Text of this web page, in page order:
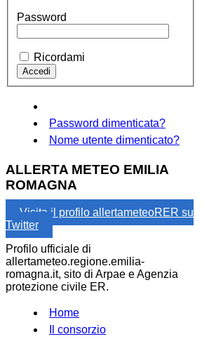
Password
Ricordami
Password dimenticata?
Nome utente dimenticato?
ALLERTA METEO EMILIA
ROMAGNA
Visita il profilo allertameteoRER su
Twitter
Profilo ufficiale di
allertameteo.regione.emilia-
romagna.it, sito di Arpae e Agenzia
protezione civile ER.
Home
Il consorzio